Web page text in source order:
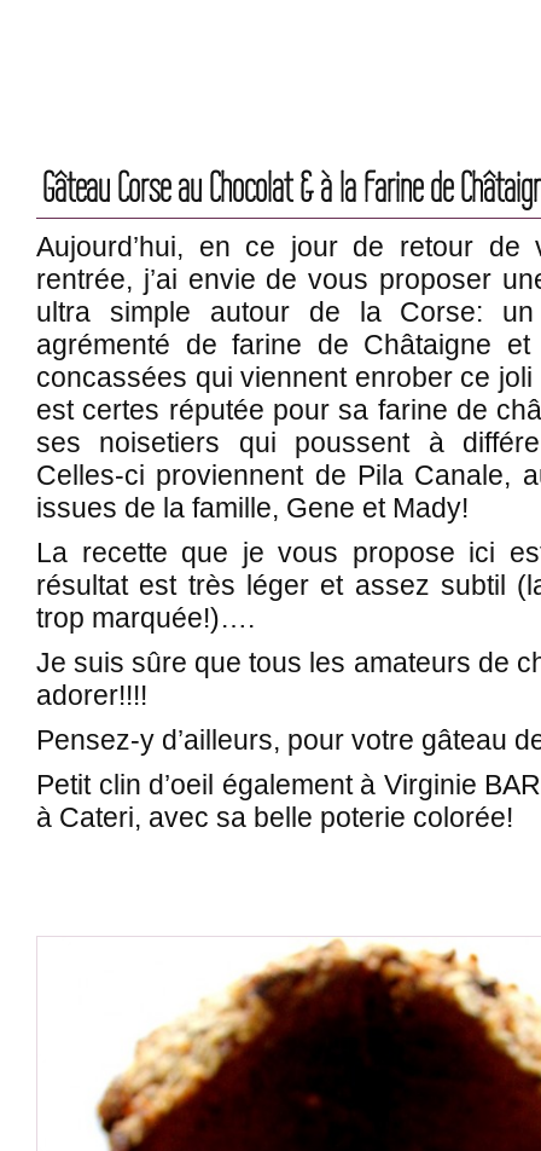
Gâteau Corse au Chocolat & à la Farine de
Aujourd’hui, en ce jour de retour de
rentrée, j’ai envie de vous proposer
ultra simple autour de la Corse:
agrémenté de farine de Châtaigne
concassées qui viennent enrober ce
est certes réputée pour sa farine de
ses noisetiers qui poussent à
Celles-ci proviennent de Pila Canale,
issues de la famille, Gene et Mady!
La recette que je vous propose ici
résultat est très léger et assez subtil
trop marquée!)….
Je suis sûre que tous les amateurs de
adorer!!!!
Pensez-y d’ailleurs, pour votre gâteau
Petit clin d’oeil également à Virginie
à Cateri, avec sa belle poterie colorée!